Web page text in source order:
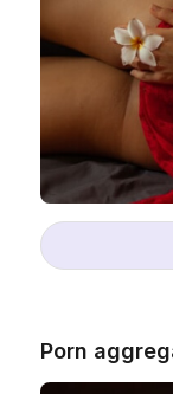
Porn